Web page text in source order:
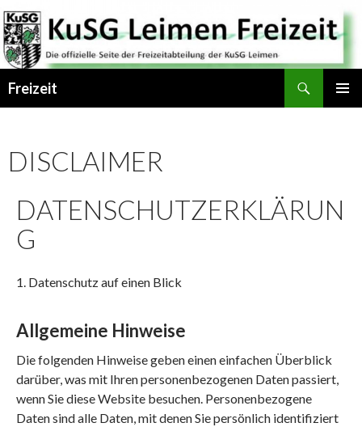
Freizeit
DISCLAIMER
DATENSCHUTZERKLÄRUN
G
1. Datenschutz auf einen Blick
Allgemeine Hinweise
Die folgenden Hinweise geben einen einfachen Überblick
darüber, was mit Ihren personenbezogenen Daten passiert,
wenn Sie diese Website besuchen. Personenbezogene
Daten sind alle Daten, mit denen Sie persönlich identifiziert